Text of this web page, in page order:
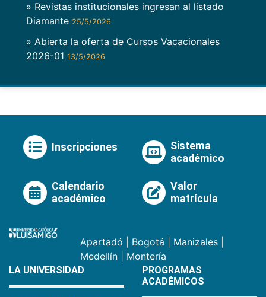
» Revistas institucionales ingresan al listado
Diamante 25/5/2026
» Abierta la oferta de Cursos Vacacionales
2026-01 13/5/2026
Inscripciones
Sistema
académico
Calendario
académico
Valor
matrícula
Apartadó Bogotá Manizales
Medellín
Montería
LA UNIVERSIDAD
PROGRAMAS
ACADÉMICOS